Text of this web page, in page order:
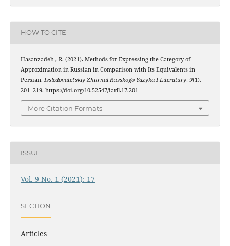
HOW TO CITE
Hasanzadeh , R. (2021). Methods for Expressing the Category of
Approximation in Russian in Comparison with Its Equivalents in
Persian. Issledovatel’skiy Zhurnal Russkogo Yazyka I Literatury, 9(1),
201–219. https://doi.org/10.52547/iarll.17.201
More Citation Formats
ISSUE
Vol. 9 No. 1 (2021): 17
SECTION
Articles